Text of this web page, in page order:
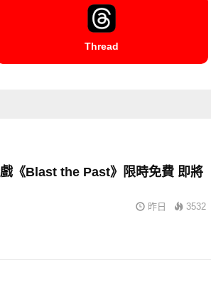
Thread
《Blast the Past》限時免費 即將
昨日 3532